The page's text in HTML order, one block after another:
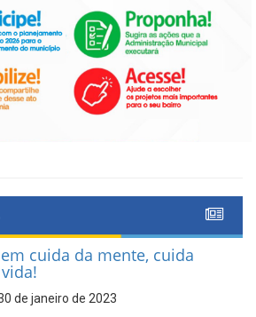
cuida da mente, cuida
de janeiro de 2023